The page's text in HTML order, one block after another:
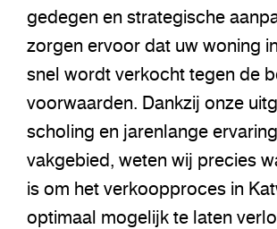
gedegen en strategische
zorgen ervoor dat uw woning
snel wordt verkocht tegen de
voorwaarden. Dankzij onze
scholing en jarenlange
vakgebied, weten wij precies
is om het verkoopproces in
optimaal mogelijk te laten